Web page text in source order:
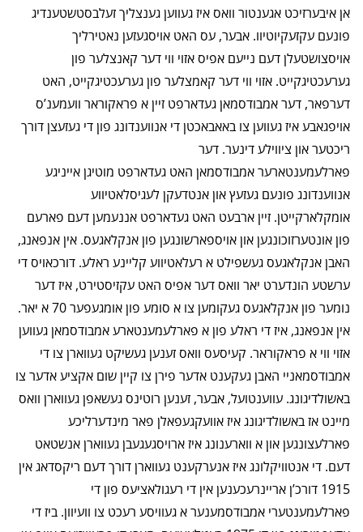
אן איבערזיכט אגענטור וואס איז געווען גענצליך זעלבסטשטענדיג
פונעם עקזעקיוטיוו. אבער, עס האט אויסגעזען נאטירליך
אויסצושטעלן דעם נייעם אפיס אזוי ווי דער קאנצלער פון
גערעכטיגקייט. אזוי ווי דער קאמצלער פון גערעכטיגקייט, האט
דערפאר, דער אמבודסמאן געדארפט זיין א פראקוראר וועמענ’ס
אויפגאבע איז געווען צו באאבאכטן די אנווענדונג פון די געזעצן דורך
ריכטער און ציווילע דינער. דער
פארלעמענטארער אמבודסמאן האט געדארפט מוטיגן אייניגע
אנווענדונג פונעם געזעץ און אנטדעקן לעגיסלאטיווע
אומקלארקייטן. זיין ארבעט האט געדארפט אננעמען דעם פארעם
פון אונטערזוכונגען און אויספארשונגען פון אנקלאגעס. אין אנפאנג,
האבן אנקלאגעס געשפילט א רעלאטיווע קליינע ראלע. דורכאויס די
ערשטע הונדערט יאר וואס דער אפיס האט עקזיסטירט, איז דער
נומער פון אנקלאגעס געקומען צו א סומע פון אומגעפער 70 א יאר.
אין אנפאנג, איז די ראלע פון א פארלעמענטארע אמבודסמאן געווען
אזוי ווי א פראקוראר. קעיסעס וואס זענען געשיקט געווארן צו די
אמבודסמאניי האבן געקענט אדער פירן צו קיין שום אקציע אדער צו
באשולדיגונג. עווענטועל, אבער, זענען רוטינס געשאפן געווארן וואס
מיינט אז באשולדיגונג איז אוועקגעפאלן פאר מינדערליכע
פארלעצונגען און א ווארענונג איז ארויסגעגעבן געווארן אנשטאט
דעם. די אנטוויקלונג איז אנערקענט געווארן דורך דעם ריקסדאג אין
1915 דורכ’ן אריינרעכענען אין די רעגולאציעס פון די
פארלעמענטערי אמבודסמענער א געוויסע רעכט צו וועיוון. ביז די